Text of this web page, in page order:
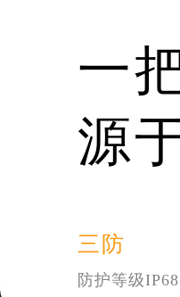
一
源
三防
防护等级IP68